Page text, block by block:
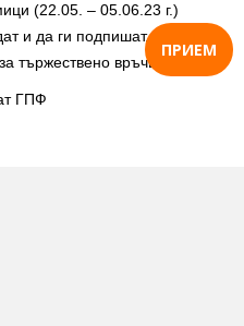
ПРИЕМ
(22.05. – 05.06.23 г.)
и да ги подпишат, за да
тържествено връчване.
ГПФ